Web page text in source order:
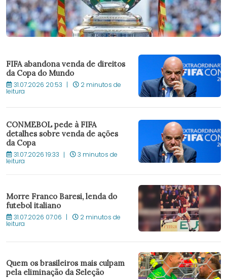
FIFA abandona venda de direitos
da Copa do Mundo
31.07.2026 20:53 2 minutos de
leitura
CONMEBOL pede à FIFA
detalhes sobre venda de ações
da Copa
31.07.2026 19:33 3 minutos de
leitura
Morre Franco Baresi, lenda do
futebol italiano
31.07.2026 07:06 2 minutos de
leitura
Quem os brasileiros mais culpam
pela eliminação da Seleção